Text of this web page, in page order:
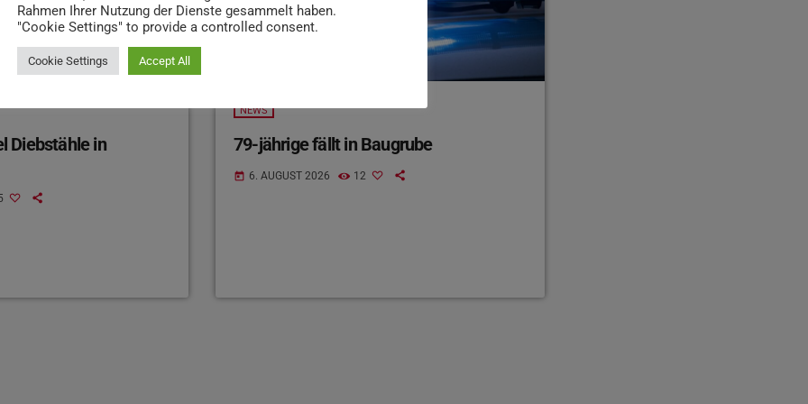
Diebstähle in
NEWS
79-jährige fällt in Baugrube
today 6. AUGUST 2026 12
Rahmen Ihrer Nutzung der Dienste gesammelt haben.
"Cookie Settings" to provide a controlled consent.
Cookie Settings Accept All